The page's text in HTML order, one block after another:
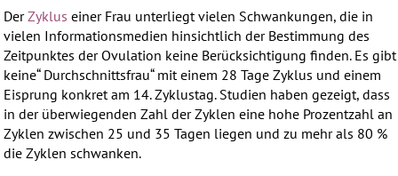
DerZyklus einer Frau unterliegt vielen Schwankungen, die in
vielen Informationsmedien hinsichtlich der Bestimmung des
Zeitpunktes der Ovulation keine Berücksichtigung finden. Es gibt
keine“ Durchschnittsfrau“ mit einem 28 Tage Zyklus und einem
Eisprung konkret am 14. Zyklustag. Studien haben gezeigt, dass
in der überwiegenden Zahl der Zyklen eine hohe Prozentzahl an
Zyklen zwischen 25 und 35 Tagen liegen und zu mehr als 80 %
die Zyklen schwanken.